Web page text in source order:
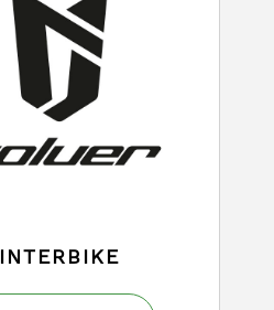
INTERBIKE